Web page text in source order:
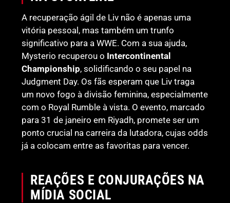
A recuperação ágil de Liv não é apenas uma
vitória pessoal, mas também um trunfo
significativo para a WWE. Com a sua ajuda,
Mysterio recuperou o Intercontinental
Championship, solidificando o seu papel na
Judgment Day. Os fãs esperam que Liv traga
um novo fogo à divisão feminina, especialmente
com o Royal Rumble à vista. O evento, marcado
para 31 de janeiro em Riyadh, promete ser um
ponto crucial na carreira da lutadora, cujas odds
já a colocam entre as favoritas para vencer.
REAÇÕES E CONJURAÇÕES NA
MÍDIA SOCIAL